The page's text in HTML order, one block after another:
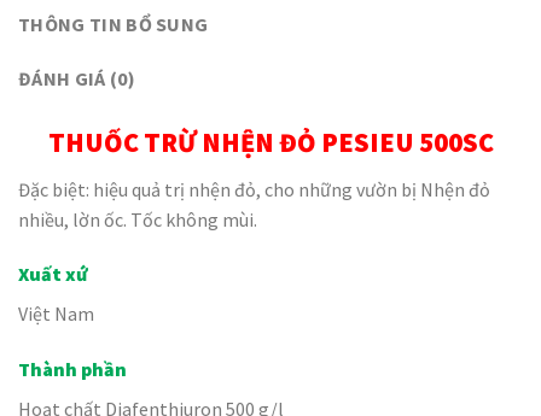
THÔNG TIN BỔ SUNG
ĐÁNH GIÁ (0)
THUỐC TRỪ NHỆN ĐỎ PESIEU 500SC
Đặc biệt: hiệu quả trị nhện đỏ, cho những vườn bị Nhện đỏ
nhiều, lờn ốc. Tốc không mùi.
Xuất xứ
Việt Nam
Thành phần
Hoạt chất Diafenthiuron 500 g/l